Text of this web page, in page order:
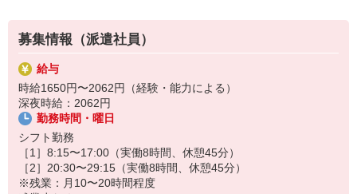
募集情報（派遣社員）
給与
時給1650円〜2062円（経験・能力による）
深夜時給：2062円
勤務時間・曜日
シフト勤務
［1］8:15〜17:00（実働8時間、休憩45分）
［2］20:30〜29:15（実働8時間、休憩45分）
※残業：月10〜20時間程度